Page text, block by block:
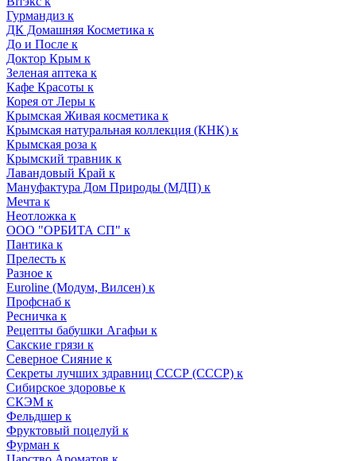
Гурмандиз к
ДК Домашняя Косметика к
До и После к
Доктор Крым к
Зеленая аптека к
Кафе Красоты к
Корея от Леры к
Крымская Живая косметика к
Крымская натуральная коллекция (КНК) к
Крымская роза к
Крымский травник к
Лавандовый Край к
Мануфактура Дом Природы (МДП) к
Мечта к
Неотложка к
ООО "ОРБИТА СП" к
Пантика к
Прелесть к
Разное к
Euroline (Модум, Вилсен) к
Профснаб к
Ресничка к
Рецепты бабушки Агафьи к
Сакские грязи к
Северное Сияние к
Секреты лучших здравниц СССР (СССР) к
Сибирское здоровье к
СКЭМ к
Фельдшер к
Фруктовый поцелуй к
Фурман к